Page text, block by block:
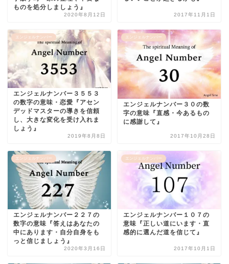
ものを処分しましょう』
2020年8月12日 2017年11月1日
エンジェルナンバー
エンジェルナンバー３５５３
の数字の意味・恋愛『アセン
デッドマスターの導きを信頼
し、大きな変化を受け入れま
しょう』
2019年8月8日
エンジェルナンバー
エンジェルナンバー３０の数
字の意味『直感・今あるもの
に感謝して』
2017年10月28日
エンジェルナンバー
エンジェルナンバー２２７の
数字の意味『答えはあなたの
中にあります・自分自身をも
っと信じましょう』
2020年3月16日
エンジェルナンバー
エンジェルナンバー１０７の
意味『正しい道にいます・直
感的に選んだ道を信じて』
2017年10月1日